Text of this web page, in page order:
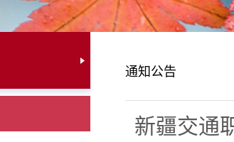
通知公告
新疆交通